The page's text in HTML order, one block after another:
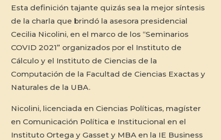
Esta definición tajante quizás sea la mejor síntesis
de la charla que brindó la asesora presidencial
Cecilia Nicolini, en el marco de los “Seminarios
COVID 2021” organizados por el Instituto de
Cálculo y el Instituto de Ciencias de la
Computación de la Facultad de Ciencias Exactas y
Naturales de la UBA.
Nicolini, licenciada en Ciencias Políticas, magíster
en Comunicación Política e Institucional en el
Instituto Ortega y Gasset y MBA en la IE Business